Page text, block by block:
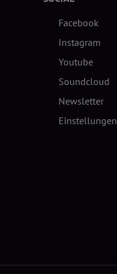
Facebook
Instagram
Youtube
Soundcloud
Newsletter
Einstellungen